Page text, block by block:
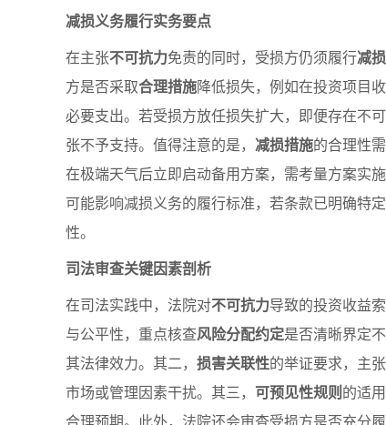
减损义务履行实务要点
在主张不可抗力免责的同时，受损方仍须履行减
方是否采取合理措施降低损失，例如在投资项目
必要支出。若受损方放任损失扩大，即便存在不
张不予支持。值得注意的是， 减损措施的合理性
在极端天气后立即启动备用方案，需考量方案实
可能影响减损义务的履行标准，若条款已明确特
性。
司法审查关键因素剖析
在司法实践中，法院对不可抗力导致的投资收益
与公平性，重点核查风险分配约定是否清晰界定
其法律效力。其二， 损害关联性的举证要求，主
市场或管理因素干扰。其三， 可预见性规则的适